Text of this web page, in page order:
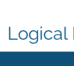
Logical